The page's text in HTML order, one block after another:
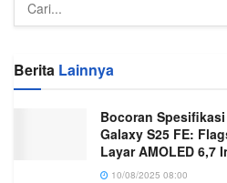
Berita Lainnya
Bocoran
Galaxy S25 FE:
Layar AMOLED 6,7
10/08/2025 08:00